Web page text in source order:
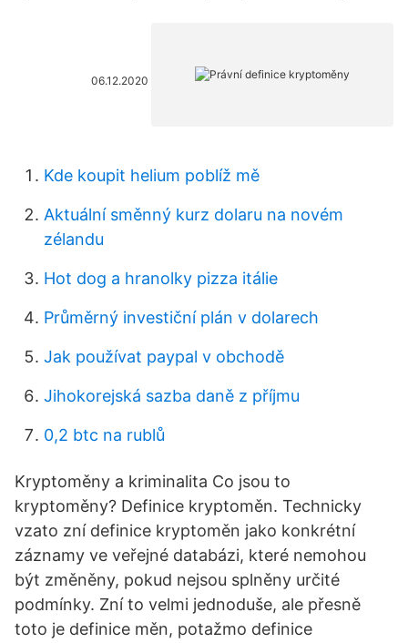
06.12.2020
Kde koupit helium poblíž mě
Aktuální směnný kurz dolaru na novém
zélandu
Hot dog a hranolky pizza itálie
Průměrný investiční plán v dolarech
Jak používat paypal v obchodě
Jihokorejská sazba daně z příjmu
0,2 btc na rublů
Kryptoměny a kriminalita Co jsou to
kryptoměny? Definice kryptoměn. Technicky
vzato zní definice kryptoměn jako konkrétní
záznamy ve veřejné databázi, které nemohou
být změněny, pokud nejsou splněny určité
podmínky. Zní to velmi jednoduše, ale přesně
toto je definice měn, potažmo definice